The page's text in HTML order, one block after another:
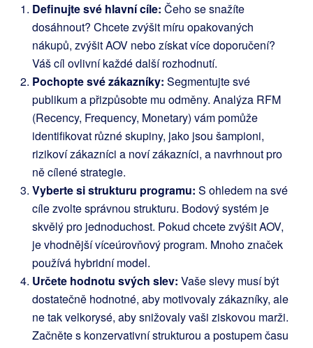
Definujte své hlavní cíle: Čeho se snažíte
dosáhnout? Chcete zvýšit míru opakovaných
nákupů, zvýšit AOV nebo získat více doporučení?
Váš cíl ovlivní každé další rozhodnutí.
Pochopte své zákazníky: Segmentujte své
publikum a přizpůsobte mu odměny. Analýza RFM
(Recency, Frequency, Monetary) vám pomůže
identifikovat různé skupiny, jako jsou šampioni,
rizikoví zákazníci a noví zákazníci, a navrhnout pro
ně cílené strategie.
Vyberte si strukturu programu: S ohledem na své
cíle zvolte správnou strukturu. Bodový systém je
skvělý pro jednoduchost. Pokud chcete zvýšit AOV,
je vhodnější víceúrovňový program. Mnoho značek
používá hybridní model.
Určete hodnotu svých slev: Vaše slevy musí být
dostatečně hodnotné, aby motivovaly zákazníky, ale
ne tak velkorysé, aby snižovaly vaši ziskovou marži.
Začněte s konzervativní strukturou a postupem času